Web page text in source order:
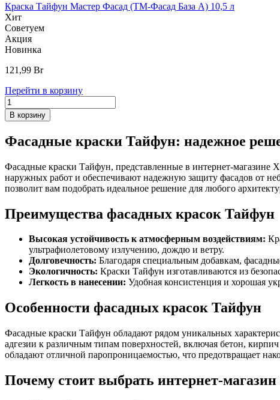
Краска Тайфун Мастер Фасад (ТМ-Фасад База А) 10,5 л
Хит
Советуем
Акция
Новинка
121,99 Br
Перейти в корзину
В корзину
Фасадные краски Тайфун: надежное
Фасадные краски Тайфун, представленные в интернет-магазине
наружных работ и обеспечивают надежную защиту фасадов от
позволит вам подобрать идеальное решение для любого
Преимущества фасадных красок Тайфун
Высокая устойчивость к атмосферным воздействиям:
ультрафиолетовому излучению, дождю и ветру.
Долговечность: Благодаря специальным добавкам,
Экологичность: Краски Тайфун изготавливаются из
Легкость в нанесении: Удобная консистенция и хорошая
Особенности фасадных красок Тайфун
Фасадные краски Тайфун обладают рядом уникальных
адгезии к различным типам поверхностей, включая бетон,
обладают отличной паропроницаемостью, что предотвращает
Почему стоит выбрать интернет-